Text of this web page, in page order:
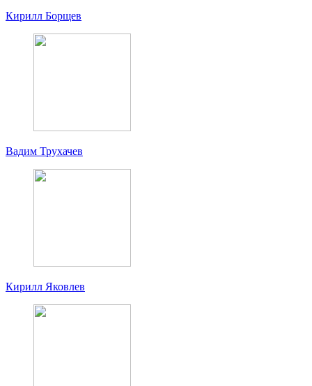
Кирилл Борщев
Вадим Трухачев
Кирилл Яковлев